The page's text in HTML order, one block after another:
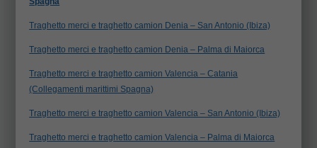
Traghetto merci e traghetto camion Denia – San Antonio (Ibiza)
Traghetto merci e traghetto camion Denia – Palma di Maiorca
Traghetto merci e traghetto camion Valencia – Catania
(Collegamenti marittimi Spagna)
Traghetto merci e traghetto camion Valencia – San Antonio (Ibiza)
Traghetto merci e traghetto camion Valencia – Palma di Maiorca